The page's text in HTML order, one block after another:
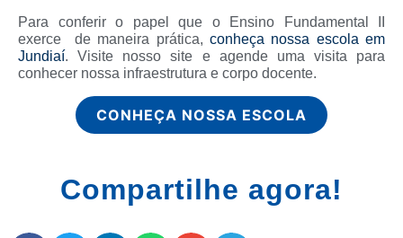
Para conferir o papel que o Ensino Fundamental II
exerce de maneira prática, conheça nossa escola em
Jundiaí. Visite nosso site e agende uma visita para
conhecer nossa infraestrutura e corpo docente.
CONHEÇA NOSSA ESCOLA
Compartilhe agora!